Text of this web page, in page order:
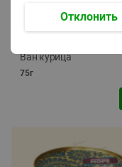
руб./шт
Корм влаж. для кош. с
Ван курица
75г
Отклонить